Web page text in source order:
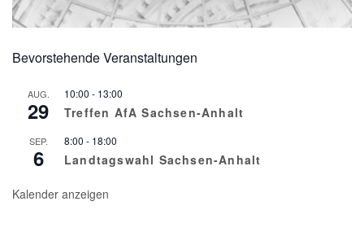
Bevorstehende Veranstaltungen
AUG.
29
10:00 - 13:00
Treffen AfA Sachsen-Anhalt
SEP.
6
8:00 - 18:00
Landtagswahl Sachsen-Anhalt
Kalender anzeigen